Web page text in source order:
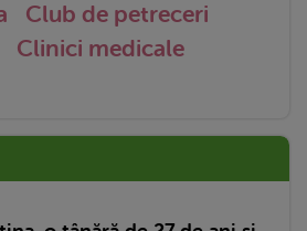
Club de petreceri
Clinici medicale